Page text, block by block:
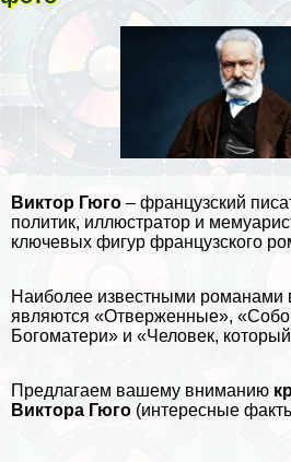
Виктор Гюго – французский
политик, иллюстратор и
ключевых фигур французского
Наиболее известными романами
являются «Отверженные»,
Богоматери» и «Человек,
Предлагаем вашему вниманию
Виктора Гюго (интересные